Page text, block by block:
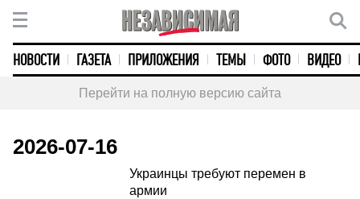
НОВОСТИ ГАЗЕТА ПРИЛОЖЕНИЯ ТЕМЫ ФОТО ВИДЕО
Перейти на полную версию сайта
2026-07-16
Украинцы требуют перемен в
армии